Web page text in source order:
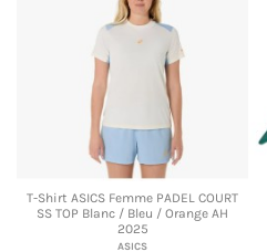
T-Shirt ASICS Femme PADEL COURT
SS TOP Blanc / Bleu / Orange AH
2025
ASICS